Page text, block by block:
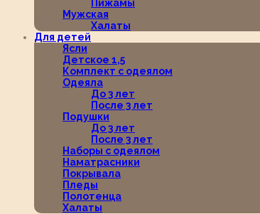
Пижамы
Мужская
Халаты
Для детей
Ясли
Детское 1,5
Комплект с одеялом
Одеяла
До 3 лет
После 3 лет
Подушки
До 3 лет
После 3 лет
Наборы с одеялом
Наматрасники
Покрывала
Пледы
Полотенца
Халаты